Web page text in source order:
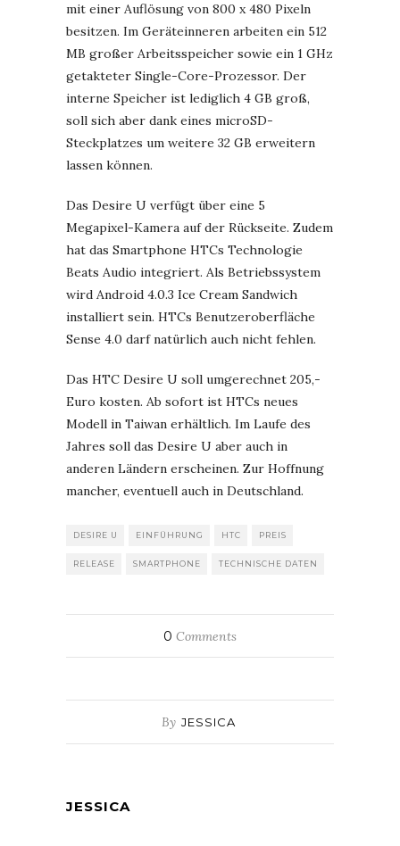
mit einer Auflösung von 800 x 480 Pixeln
besitzen. Im Geräteinneren arbeiten ein 512
MB großer Arbeitsspeicher sowie ein 1 GHz
getakteter Single-Core-Prozessor. Der
interne Speicher ist lediglich 4 GB groß,
soll sich aber dank eines microSD-
Steckplatzes um weitere 32 GB erweitern
lassen können.
Das Desire U verfügt über eine 5
Megapixel-Kamera auf der Rückseite. Zudem
hat das Smartphone HTCs Technologie
Beats Audio integriert. Als Betriebssystem
wird Android 4.0.3 Ice Cream Sandwich
installiert sein. HTCs Benutzeroberfläche
Sense 4.0 darf natürlich auch nicht fehlen.
Das HTC Desire U soll umgerechnet 205,-
Euro kosten. Ab sofort ist HTCs neues
Modell in Taiwan erhältlich. Im Laufe des
Jahres soll das Desire U aber auch in
anderen Ländern erscheinen. Zur Hoffnung
mancher, eventuell auch in Deutschland.
DESIRE U EINFÜHRUNG HTC PREIS
RELEASE SMARTPHONE TECHNISCHE DATEN
0 Comments
By JESSICA
JESSICA